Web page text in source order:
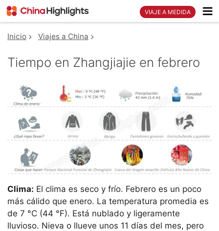
VIAJE A MEDIDA
Inicio Viajes a China
Tiempo en Zhangjiajie en febrero
Clima: El clima es seco y frío. Febrero es un poco
más cálido que enero. La temperatura promedia es
de 7 °C (44 °F). Está nublado y ligeramente
lluvioso. Nieva o llueve unos 11 días del mes, pero